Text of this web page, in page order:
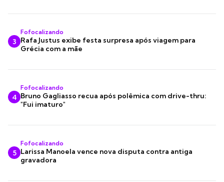
3
Fofocalizando
Rafa Justus exibe festa surpresa após viagem para
Grécia com a mãe
4
Fofocalizando
Bruno Gagliasso recua após polêmica com drive-thru:
"Fui imaturo"
5
Fofocalizando
Larissa Manoela vence nova disputa contra antiga
gravadora